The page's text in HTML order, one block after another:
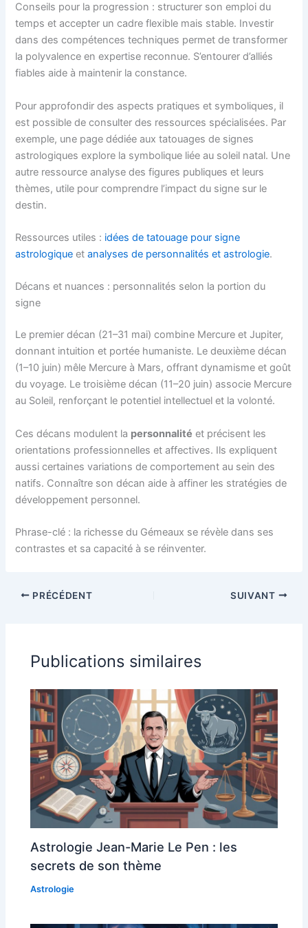
Conseils pour la progression : structurer son emploi du
temps et accepter un cadre flexible mais stable. Investir
dans des compétences techniques permet de transformer
la polyvalence en expertise reconnue. S’entourer d’alliés
fiables aide à maintenir la constance.
Pour approfondir des aspects pratiques et symboliques, il
est possible de consulter des ressources spécialisées. Par
exemple, une page dédiée aux tatouages de signes
astrologiques explore la symbolique liée au soleil natal. Une
autre ressource analyse des figures publiques et leurs
thèmes, utile pour comprendre l’impact du signe sur le
destin.
Ressources utiles : idées de tatouage pour signe
astrologique etanalyses de personnalités et astrologie.
Décans et nuances : personnalités selon la portion du
signe
Le premier décan (21–31 mai) combine Mercure et Jupiter,
donnant intuition et portée humaniste. Le deuxième décan
(1–10 juin) mêle Mercure à Mars, offrant dynamisme et goût
du voyage. Le troisième décan (11–20 juin) associe Mercure
au Soleil, renforçant le potentiel intellectuel et la volonté.
Ces décans modulent la personnalité et précisent les
orientations professionnelles et affectives. Ils expliquent
aussi certaines variations de comportement au sein des
natifs. Connaître son décan aide à affiner les stratégies de
développement personnel.
Phrase-clé : la richesse du Gémeaux se révèle dans ses
contrastes et sa capacité à se réinventer.
PRÉCÉDENT SUIVANT
Publications similaires
Astrologie Jean-Marie Le Pen : les
secrets de son thème
Astrologie